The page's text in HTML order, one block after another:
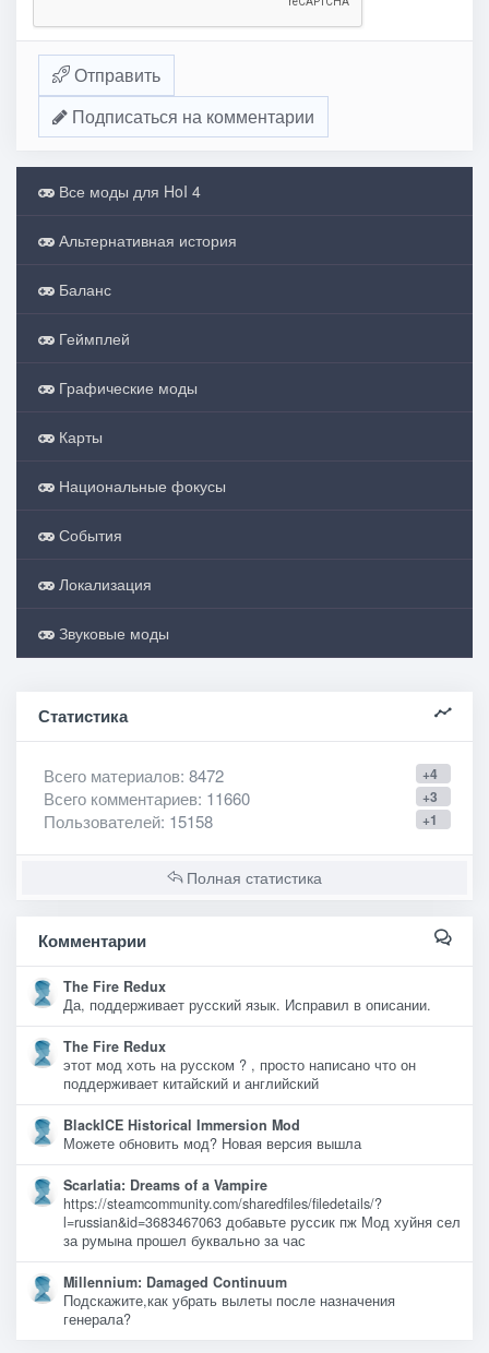
Отправить
Подписаться на комментарии
Все моды для HoI 4
Альтернативная история
Баланс
Геймплей
Графические моды
Карты
Национальные фокусы
События
Локализация
Звуковые моды
Статистика
+4
Всего материалов: 8472
+3
Всего комментариев: 11660
+1
Пользователей: 15158
Полная статистика
Комментарии
The Fire Redux
Да, поддерживает русский язык. Исправил в описании.
The Fire Redux
этот мод хоть на русском ? , просто написано что он
поддерживает китайский и английский
BlackICE Historical Immersion Mod
Можете обновить мод? Новая версия вышла
Scarlatia: Dreams of a Vampire
https://steamcommunity.com/sharedfiles/filedetails/?
l=russian&id=3683467063 добавьте руссик пж Мод хуйня сел
за румына прошел буквально за час
Millennium: Damaged Continuum
Подскажите,как убрать вылеты после назначения
генерала?